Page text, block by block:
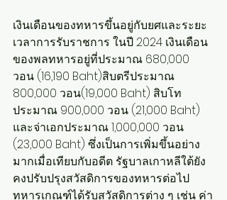
เงินเดือนของทหารขึ้นอยู่กับยศและระยะ
เวลาการรับราชการ ในปี 2024 เงินเดือน
ของพลทหารอยู่ที่ประมาณ 680,000
วอน (16,190 Baht)สิบตรีประมาณ
800,000 วอน(19,000 Baht) สิบโท
ประมาณ 900,000 วอน (21,000 Baht)
และจ่าเอกประมาณ 1,000,000 วอน
(23,000 Baht) ซึ่งเป็นการเพิ่มขึ้นอย่าง
มากเมื่อเทียบกับอดีต รัฐบาลเกาหลีใต้ยัง
คงปรับปรุงสวัสดิการของทหารต่อไป
ทหารเกณฑ์ได้รับสวัสดิการต่าง ๆ เช่น ค่า